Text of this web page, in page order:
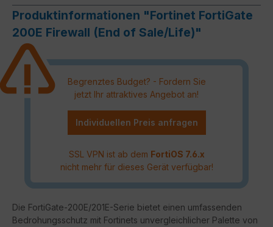
Produktinformationen "Fortinet FortiGate
200E Firewall (End of Sale/Life)"
Begrenztes Budget? - Fordern Sie
jetzt Ihr attraktives Angebot an!
Individuellen Preis anfragen
SSL VPN ist ab dem FortiOS 7.6.x
nicht mehr für dieses Gerät verfügbar!
Die FortiGate-200E/201E-Serie bietet einen umfassenden
Bedrohungsschutz mit Fortinets unvergleichlicher Palette von